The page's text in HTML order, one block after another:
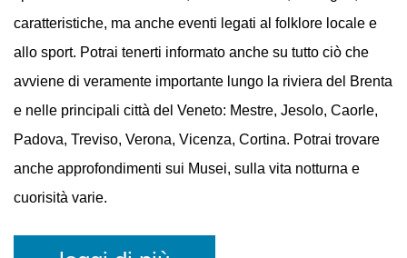
Venezia comprendono: mostre ed esposizioni temporanee,
spettacoli di danza e teatro, manifestazioni, rassegne, feste
caratteristiche, ma anche eventi legati al folklore locale e
allo sport. Potrai tenerti informato anche su tutto ciò che
avviene di veramente importante lungo la riviera del Brenta
e nelle principali città del Veneto: Mestre, Jesolo, Caorle,
Padova, Treviso, Verona, Vicenza, Cortina. Potrai trovare
cuorisità varie.